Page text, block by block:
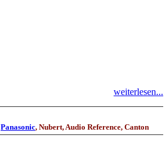
weiterlesen...
Panasonic, Nubert, Audio Reference, Canton